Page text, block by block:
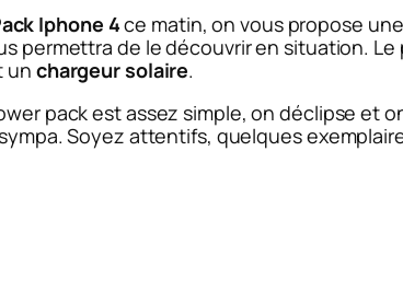
Iphone 4ce matin, on vous propose
permettra de le découvrir en situation.
un chargeur solaire.
pack est assez simple, on déclipse et
Soyez attentifs, quelques